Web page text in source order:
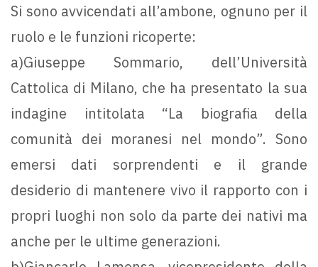
Si sono avvicendati all’ambone, ognuno per il
ruolo e le funzioni ricoperte:
a)Giuseppe Sommario, dell’Università
Cattolica di Milano, che ha presentato la sua
indagine intitolata “La biografia della
comunità dei moranesi nel mondo”. Sono
emersi dati sorprendenti e il grande
desiderio di mantenere vivo il rapporto con i
propri luoghi non solo da parte dei nativi ma
anche per le ultime generazioni.